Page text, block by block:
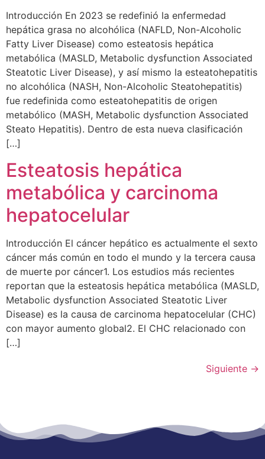
Introducción En 2023 se redefinió la enfermedad
hepática grasa no alcohólica (NAFLD, Non-Alcoholic
Fatty Liver Disease) como esteatosis hepática
metabólica (MASLD, Metabolic dysfunction Associated
Steatotic Liver Disease), y así mismo la esteatohepatitis
no alcohólica (NASH, Non-Alcoholic Steatohepatitis)
fue redefinida como esteatohepatitis de origen
metabólico (MASH, Metabolic dysfunction Associated
Steato Hepatitis). Dentro de esta nueva clasificación
[…]
Esteatosis hepática
metabólica y carcinoma
hepatocelular
Introducción El cáncer hepático es actualmente el sexto
cáncer más común en todo el mundo y la tercera causa
de muerte por cáncer1. Los estudios más recientes
reportan que la esteatosis hepática metabólica (MASLD,
Metabolic dysfunction Associated Steatotic Liver
Disease) es la causa de carcinoma hepatocelular (CHC)
con mayor aumento global2. El CHC relacionado con
[…]
Siguiente →